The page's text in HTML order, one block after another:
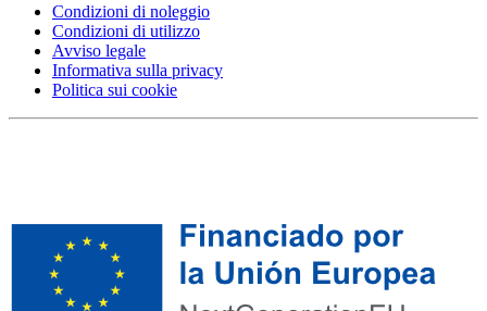
Condizioni di noleggio
Condizioni di utilizzo
Avviso legale
Informativa sulla privacy
Politica sui cookie